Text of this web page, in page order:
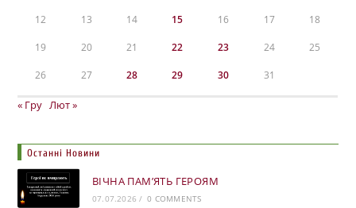
12 13 14 15 16 17 18
19 20 21 22 23 24 25
26 27 28 29 30 31
« Гру Лют »
Останні Новини
ВІЧНА ПАМ’ЯТЬ ГЕРОЯМ
07.07.2026 / 0 COMMENTS